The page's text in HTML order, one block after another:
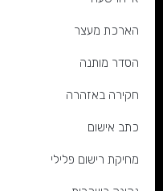
הארכת מעצר
הסדר מותנה
חקירה באזהרה
כתב אישום
מחיקת רישום פלילי